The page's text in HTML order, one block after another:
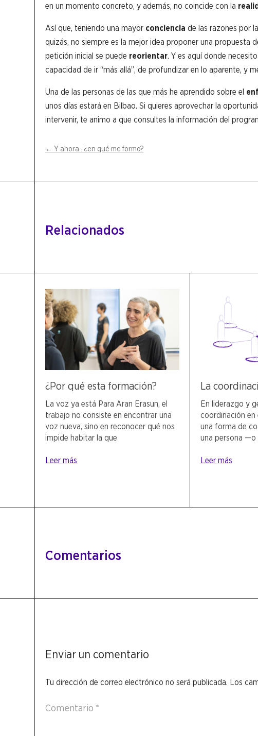
en un momento concreto, y además, no coincide con la
Así que, teniendo una mayor conciencia de las razones por
quizás, no siempre es la mejor idea proponer una propuesta
petición inicial se puede reorientar. Y es aquí donde
capacidad de ir “más allá”, de profundizar en lo aparente, y
Una de las personas de las que más he aprendido sobre el
unos días estará en Bilbao. Si quieres aprovechar la
intervenir, te animo a que consultes la información del
←Y ahora…¿en qué me formo?
Relacionados
¿Por qué esta formación?
La voz ya está Para Aran Erasun, el
trabajo no consiste en encontrar una
voz nueva, sino en reconocer qué nos
impide habitar la que
Leer más
La
En liderazgo y
coordinación en
una forma de
una persona
Leer más
Comentarios
Enviar un comentario
Tu dirección de correo electrónico no será publicada. Los